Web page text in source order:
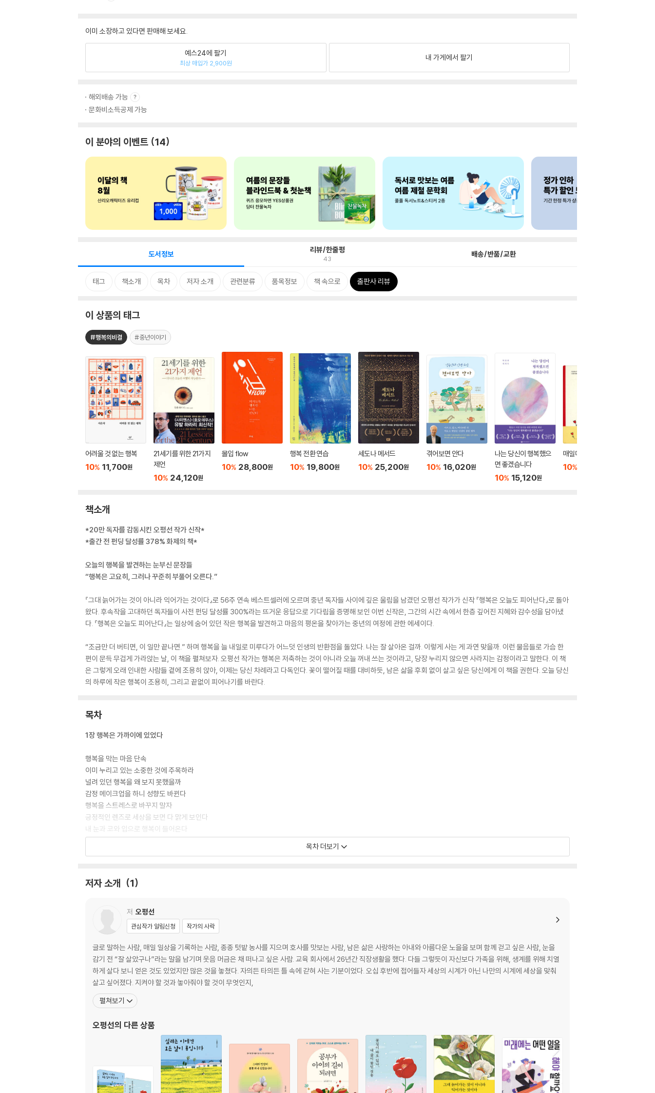
이미 소장하고 있다면 판매해 보세요.
예스24에 팔기
최상 매입가 2,900원
내 가게에서 팔기
해외배송 가능
문화비소득공제 가능
이 분야의 이벤트 14
도서정보 리뷰/한줄평
43 배송/반품/교환
태그 책소개 목차 저자 소개 관련분류 품목정보 책 속으로 출판사 리뷰
이 상품의 태그
#행복의비결 #중년이야기
어려울 것 없는 행복
10% 11,700원
21세기를 위한 21가지
제언
10% 24,120원
몰입 flow
10% 28,800원
행복 전환 연습
10% 19,800원
세도나 메서드
10% 25,200원
겪어보면 안다
10% 16,020원
나는 당신이 행복했으
면 좋겠습니다
10% 15,120원
매일매일 행복해
10%
책소개
*20만 독자를 감동시킨 오평선 작가 신작*
*출간 전 펀딩 달성률 378% 화제의 책*
오늘의 행복을 발견하는 눈부신 문장들
“행복은 고요히, 그러나 꾸준히 부풀어 오른다.”
『그대 늙어가는 것이 아니라 익어가는 것이다』로 56주 연속 베스트셀러에 오르며 중년 독자들 사이에 깊은 울림을 남겼던 오평선 작가가 신작 『행복은 오늘도 피어난다』로 돌아
왔다. 후속작을 고대하던 독자들이 사전 펀딩 달성률 300%라는 뜨거운 응답으로 기다림을 증명해 보인 이번 신작은, 그간의 시간 속에서 한층 깊어진 지혜와 감수성을 담아냈
다. 『행복은 오늘도 피어난다』는 일상에 숨어 있던 작은 행복을 발견하고 마음의 평온을 찾아가는 중년의 여정에 관한 에세이다.
“조금만 더 버티면, 이 일만 끝나면.” 하며 행복을 늘 내일로 미루다가 어느덧 인생의 반환점을 돌았다. 나는 잘 살아온 걸까. 이렇게 사는 게 과연 맞을까. 이런 물음들로 가슴 한
편이 문득 무겁게 가라앉는 날, 이 책을 펼쳐보자. 오평선 작가는 행복은 저축하는 것이 아니라 오늘 꺼내 쓰는 것이라고, 당장 누리지 않으면 사라지는 감정이라고 말한다. 이 책
은 그렇게 오래 인내한 사람들 곁에 조용히 앉아, 이제는 당신 차례라고 다독인다. 꽃이 떨어질 때를 대비하듯, 남은 삶을 후회 없이 살고 싶은 당신에게 이 책을 권한다. 오늘 당신
의 하루에 작은 행복이 조용히, 그리고 끝없이 피어나기를 바란다.
목차
1장 행복은 가까이에 있었다
행복을 막는 마음 단속
이미 누리고 있는 소중한 것에 주목하라
널려 있던 행복을 왜 보지 못했을까
감정 메이크업을 하니 성향도 바뀐다
행복을 스트레스로 바꾸지 말자
긍정적인 렌즈로 세상을 보면 다 맑게 보인다
내 눈과 코와 입으로 행복이 들어온다
행복 풍선
과정 없는 결과는 없다
경험은 버리는 것이 아니라 다시 쓰는 것이다
삶은 일생을 통해 자신만의 그림을 그리는 것
삶에도 다시 쓰이는 기회는 오더라
2장 사랑은 바람처럼 스치고, 계절처럼 돌아온다
반복이 만든 강
남겨지는 자가 되고 싶지 않다
어디에서 피어나든 귀하다
엄마도 보고 싶다
인연은 해와 달처럼, 구름처럼 흘러가는 것
사람들의 얼굴에도 다양한 풍경이 보인다
가까이 다가가 숨죽이고 봐야 제대로 안다
서서히 두루뭉술하게 바뀌어간다
목차 더보기
저자 소개 1
저 오평선
관심작가 알림신청 작가의 사락
글로 말하는 사람, 매일 일상을 기록하는 사람, 종종 텃밭 농사를 지으며 호사를 맛보는 사람, 남은 삶은 사랑하는 아내와 아름다운 노을을 보며 함께 걷고 싶은 사람, 눈을
감기 전 “잘 살았구나”라는 말을 남기며 웃음 머금은 채 떠나고 싶은 사람. 교육 회사에서 26년간 직장생활을 했다. 다들 그렇듯이 자신보다 가족을 위해, 생계를 위해 치열
하게 살다 보니 얻은 것도 있었지만 많은 것을 놓쳤다. 자의든 타의든 틀 속에 갇혀 사는 기분이었다. 오십 후반에 접어들자 세상의 시계가 아닌 나만의 시계에 세상을 맞춰
살고 싶어졌다. 지켜야 할 것과 놓아줘야 할 것이 무엇인지,
펼쳐보기
오평선의 다른 상품